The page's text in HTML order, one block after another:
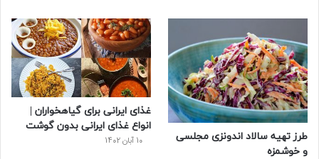
طرز تهیه سالاد اندونزی مجلسی
و خوشمزه
غذای ایرانی برای گیاهخواران |
انواع غذای ایرانی بدون گوشت
10 آبان 1402